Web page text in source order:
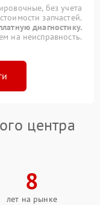
без учета
стоимости запчастей.
диагностику.
на неисправность.
центра
8
лет на рынке